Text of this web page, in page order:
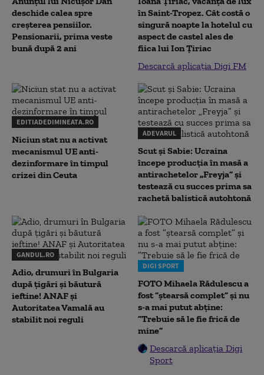
deschide calea spre
creșterea pensiilor.
Pensionarii, prima veste
bună după 2 ani
în Saint-Tropez. Cât costă o
singură noapte la hotelul cu
aspect de castel ales de
fiica lui Ion Țiriac
Descarcă aplicația Digi FM
EDITIADEDIMINEATA.RO
Niciun stat nu a activat
mecanismul UE anti-
dezinformare în timpul
crizei din Ceuta
ADEVARUL
Scut și Sabie: Ucraina
începe producția în masă a
antirachetelor „Freyja” și
testează cu succes prima sa
rachetă balistică autohtonă
GANDUL.RO
Adio, drumuri în Bulgaria
după țigări și băutură
ieftine! ANAF și
Autoritatea Vamală au
stabilit noi reguli
DIGI SPORT
FOTO Mihaela Rădulescu a
fost ”ștearsă complet” și nu
s-a mai putut abține:
”Trebuie să le fie frică de
mine”
Descarcă aplicația Digi
Sport